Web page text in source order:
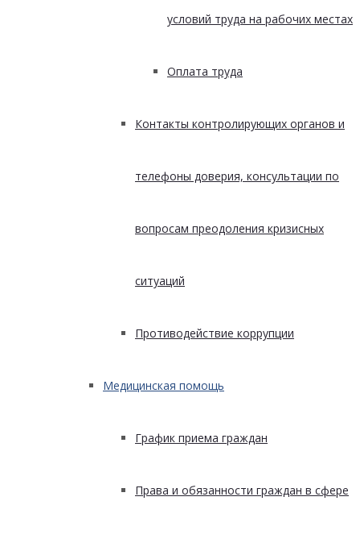
условий труда на рабочих местах
Оплата труда
Контакты контролирующих органов и
телефоны доверия, консультации по
вопросам преодоления кризисных
ситуаций
Противодействие коррупции
Медицинская помощь
График приема граждан
Права и обязанности граждан в сфере